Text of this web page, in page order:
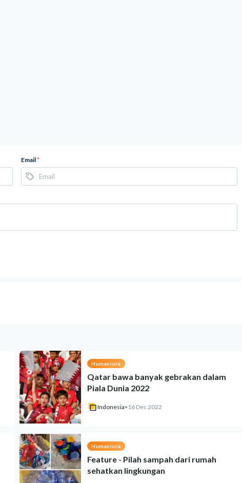
Email*
Humaniora
Qatar bawa banyak gebrakan dalam
Piala Dunia 2022
Indonesia• 16 Dec 2022
Humaniora
Feature - Pilah sampah dari rumah
sehatkan lingkungan